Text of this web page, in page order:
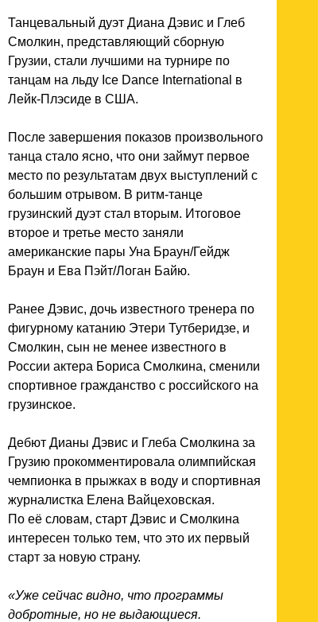
Танцевальный дуэт Диана Дэвис и Глеб
Смолкин, представляющий сборную
Грузии, стали лучшими на турнире по
танцам на льду Ice Dance International в
Лейк-Плэсиде в США.
После завершения показов произвольного
танца стало ясно, что они займут первое
место по результатам двух выступлений с
большим отрывом. В ритм-танце
грузинский дуэт стал вторым. Итоговое
второе и третье место заняли
американские пары Уна Браун/Гейдж
Браун и Ева Пэйт/Логан Байю.
Ранее Дэвис, дочь известного тренера по
фигурному катанию Этери Тутберидзе, и
Смолкин, сын не менее известного в
России актера Бориса Смолкина, сменили
спортивное гражданство с российского на
грузинское.
Дебют Дианы Дэвис и Глеба Смолкина за
Грузию прокомментировала олимпийская
чемпионка в прыжках в воду и спортивная
журналистка Елена Вайцеховская.
По её словам, старт Дэвис и Смолкина
интересен только тем, что это их первый
старт за новую страну.
«Уже сейчас видно, что программы
добротные, но не выдающиеся.